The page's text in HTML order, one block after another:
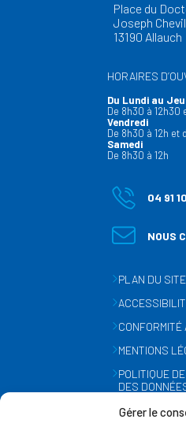
Gérer le
Place du
Joseph
13190 Allauch
HORAIRES
Du Lundi au
De 8h30 à 12h30
Vendredi
De 8h30 à 12h et
Samedi
De 8h30 à 12h
04 91
NOUS
PLAN DU SITE
CONFORMITÉ
MENTIONS
POLITIQUE
DES